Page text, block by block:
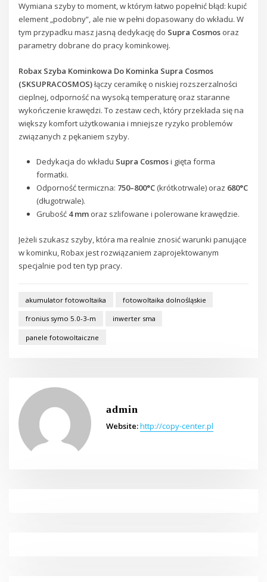
Wymiana szyby to moment, w którym łatwo popełnić błąd: kupić
element „podobny”, ale nie w pełni dopasowany do wkładu. W
tym przypadku masz jasną dedykację do Supra Cosmos oraz
parametry dobrane do pracy kominkowej.
Robax Szyba Kominkowa Do Kominka Supra Cosmos
(SKSUPRACOSMOS)łączy ceramikę o niskiej rozszerzalności
cieplnej, odporność na wysoką temperaturę oraz staranne
wykończenie krawędzi. To zestaw cech, który przekłada się na
większy komfort użytkowania i mniejsze ryzyko problemów
związanych z pękaniem szyby.
Dedykacja do wkładu Supra Cosmosi gięta forma
formatki.
Odporność termiczna: 750–800°C(krótkotrwale) oraz 680°C
(długotrwale).
Grubość 4 mmoraz szlifowane i polerowane krawędzie.
Jeżeli szukasz szyby, która ma realnie znosić warunki panujące
w kominku, Robax jest rozwiązaniem zaprojektowanym
specjalnie pod ten typ pracy.
akumulator fotowoltaika fotowoltaika dolnośląskie
fronius symo 5.0-3-m inwerter sma
panele fotowoltaiczne
admin
Website:http://copy-center.pl